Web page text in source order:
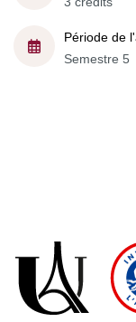
Période de
Semestre 5